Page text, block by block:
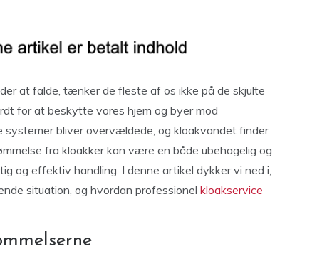
at falde, tænker de fleste af os ikke på de skjulte
for at beskytte vores hjem og byer mod
systemer bliver overvældede, og kloakvandet finder
fra kloakker kan være en både ubehagelig og
og effektiv handling. I denne artikel dykker vi ned i,
situation, og hvordan professionel kloakservice